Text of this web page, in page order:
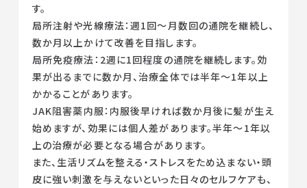
す。
局所注射や光線療法：週1回〜月数回の通院を継続し、
数か月以上かけて改善を目指します。
局所免疫療法：2週に1回程度の通院を継続します。効
果が出るまでに数か月、治療全体では半年〜1年以上
かかることがあります。
JAK阻害薬内服：内服後早ければ数か月後に髪が生え
始めますが、効果には個人差があります。半年～1年以
上の治療が必要となる場合があります。
また、生活リズムを整える・ストレスをため込まない・頭
皮に強い刺激を与えないといった日々のセルフケアも、